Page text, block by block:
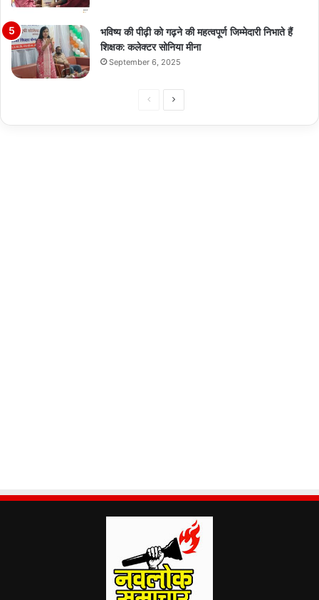
भविष्य की पीढ़ी को गढ़ने की महत्वपूर्ण जिम्मेदारी निभाते हैं
शिक्षक: कलेक्टर सोनिया मीना
September 6, 2025
PreviousNext